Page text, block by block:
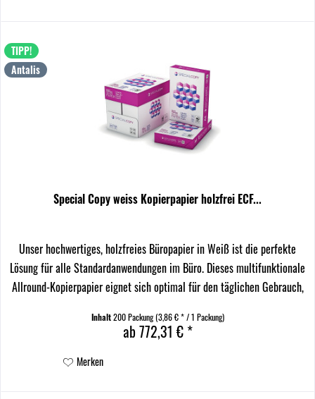
TIPP!
Antalis
Special Copy weiss Kopierpapier holzfrei ECF...
Unser hochwertiges, holzfreies Büropapier in Weiß ist die perfekte
Lösung für alle Standardanwendungen im Büro. Dieses multifunktionale
Allround-Kopierpapier eignet sich optimal für den täglichen Gebrauch,
Inhalt200 Packung(3,86 € * / 1 Packung)
ab 772,31 € *
Merken